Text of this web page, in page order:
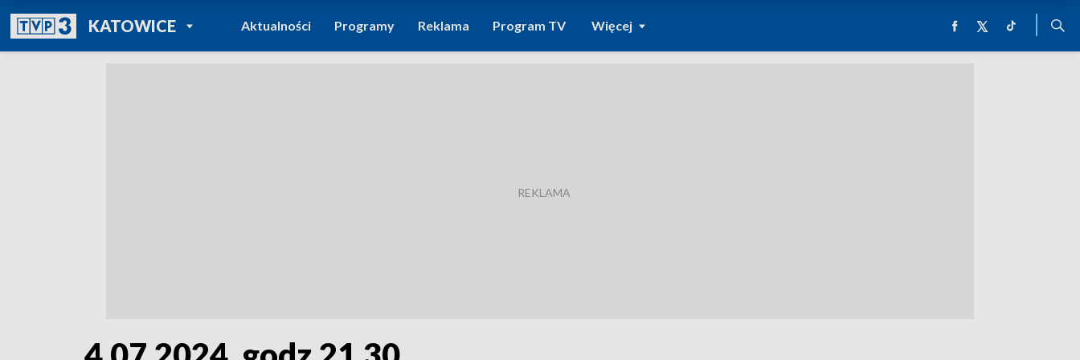
KATOWICEPOWRÓT DO
TVP REGIONY
Aktualności Programy Reklama Program TV Więcej